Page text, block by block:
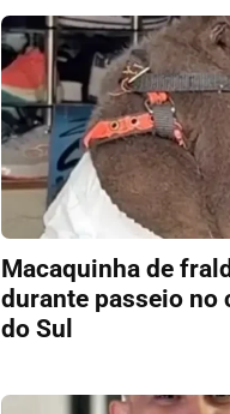
Macaquinha de
durante passeio no
do Sul